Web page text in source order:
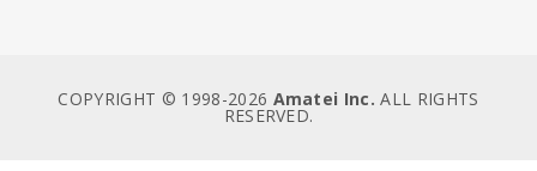
COPYRIGHT © 1998-2026 Amatei Inc. ALL RIGHTS
RESERVED.